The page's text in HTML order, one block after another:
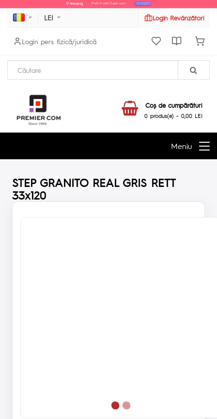
LEI Login Revânzători
Login pers fizică/juridică
Coş de cumpărături
0 produs(e) - 0,00 LEI
Meniu
STEP GRANITO REAL GRIS RETT
33x120